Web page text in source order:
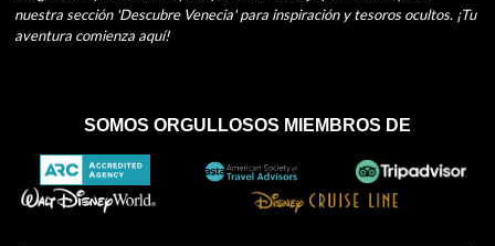
nuestra sección 'Descubre Venecia' para inspiración y tesoros ocultos. ¡Tu
aventura comienza aquí!
SOMOS ORGULLOSOS MIEMBROS DE